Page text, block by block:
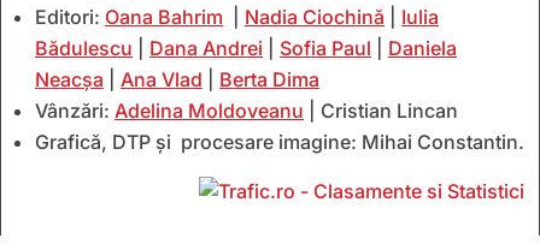
Editori: Oana Bahrim Nadia Ciochină
Iulia
Bădulescu
Dana Andrei Sofia Paul
Daniela
Neacșa
Ana Vlad
Berta Dima
Vânzări: Adelina Moldoveanu | Cristian Lincan
Grafică, DTP și procesare imagine: Mihai Constantin.